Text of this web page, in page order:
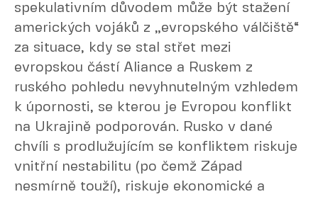
spekulativním důvodem může být stažení
amerických vojáků z „evropského válčiště“
za situace, kdy se stal střet mezi
evropskou částí Aliance a Ruskem z
ruského pohledu nevyhnutelným vzhledem
k úpornosti, se kterou je Evropou konflikt
na Ukrajině podporován. Rusko v dané
chvíli s prodlužujícím se konfliktem riskuje
vnitřní nestabilitu (po čemž Západ
nesmírně touží), riskuje ekonomické a